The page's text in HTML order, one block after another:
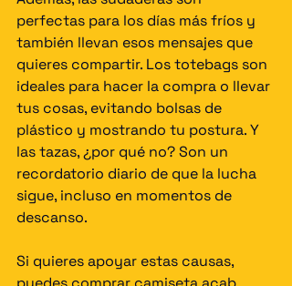
perfectas para los días más fríos y
también llevan esos mensajes que
quieres compartir. Los totebags son
ideales para hacer la compra o llevar
tus cosas, evitando bolsas de
plástico y mostrando tu postura. Y
las tazas, ¿por qué no? Son un
recordatorio diario de que la lucha
sigue, incluso en momentos de
descanso.
Si quieres apoyar estas causas,